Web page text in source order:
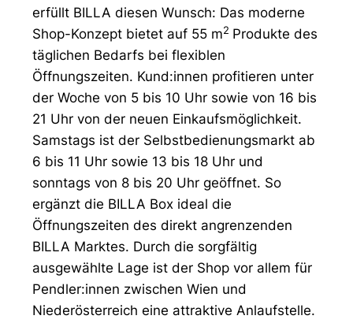
erfüllt BILLA diesen Wunsch: Das moderne
Shop-Konzept bietet auf 55 m2 Produkte des
täglichen Bedarfs bei flexiblen
Öffnungszeiten. Kund:innen profitieren unter
der Woche von 5 bis 10 Uhr sowie von 16 bis
21 Uhr von der neuen Einkaufsmöglichkeit.
Samstags ist der Selbstbedienungsmarkt ab
6 bis 11 Uhr sowie 13 bis 18 Uhr und
sonntags von 8 bis 20 Uhr geöffnet. So
ergänzt die BILLA Box ideal die
Öffnungszeiten des direkt angrenzenden
BILLA Marktes. Durch die sorgfältig
ausgewählte Lage ist der Shop vor allem für
Pendler:innen zwischen Wien und
Niederösterreich eine attraktive Anlaufstelle.